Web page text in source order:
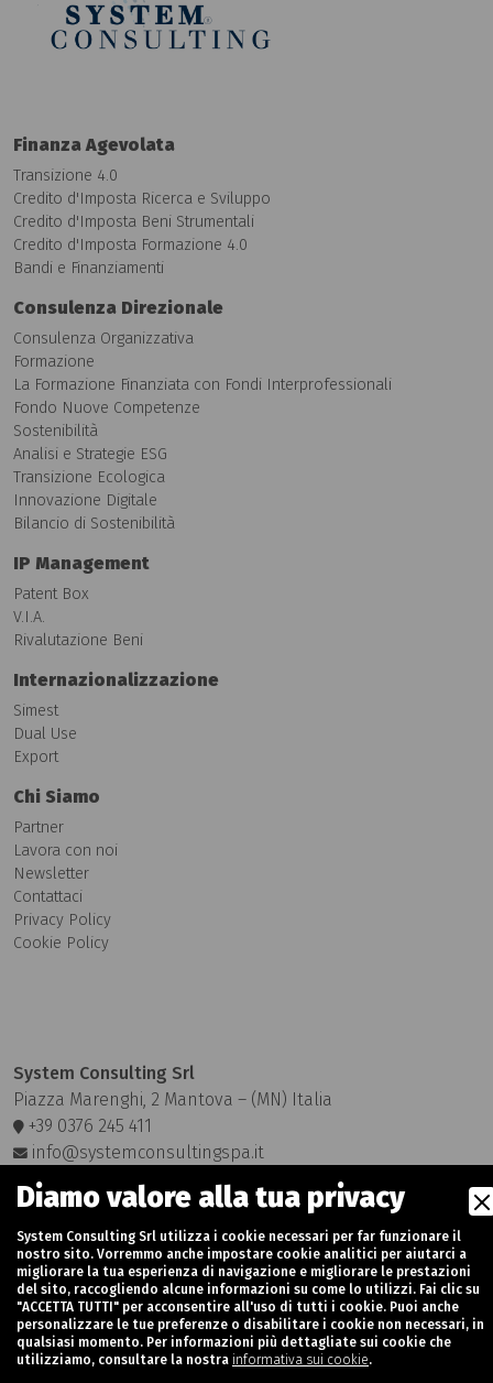
Finanza Agevolata
Transizione 4.0
Credito d'Imposta Ricerca e Sviluppo
Credito d'Imposta Beni Strumentali
Credito d'Imposta Formazione 4.0
Bandi e Finanziamenti
Consulenza Direzionale
Consulenza Organizzativa
Formazione
La Formazione Finanziata con Fondi Interprofessionali
Fondo Nuove Competenze
Sostenibilità
Analisi e Strategie ESG
Transizione Ecologica
Innovazione Digitale
Bilancio di Sostenibilità
IP Management
Patent Box
V.I.A.
Rivalutazione Beni
Internazionalizzazione
Simest
Dual Use
Export
Chi Siamo
Partner
Lavora con noi
Newsletter
Contattaci
Privacy Policy
Cookie Policy
System Consulting Srl
Piazza Marenghi, 2 Mantova – (MN) Italia
+39 0376 245 411
info@systemconsultingspa.it
Partita Iva: 02377230202 - Rea MN-247719 - Capitale Sociale:
€ 50.000 i.v
Credits:Nur Digital Marketing
Diamo valore alla tua privacy
System Consulting Srl utilizza i cookie necessari per far funzionare il
nostro sito. Vorremmo anche impostare cookie analitici per aiutarci a
migliorare la tua esperienza di navigazione e migliorare le prestazioni
del sito, raccogliendo alcune informazioni su come lo utilizzi. Fai clic su
"ACCETTA TUTTI" per acconsentire all'uso di tutti i cookie. Puoi anche
personalizzare le tue preferenze o disabilitare i cookie non necessari, in
qualsiasi momento. Per informazioni più dettagliate sui cookie che
utilizziamo, consultare la nostra informativa sui cookie.